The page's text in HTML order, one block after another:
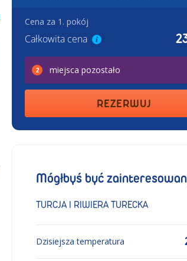
Cena za 1. pokój
Całkowita cena
2 miejsca pozostało
REZERWUJ
Mógłbyś być
TURCJA I RIWIERA TURECKA
Dzisiejsza temperatura